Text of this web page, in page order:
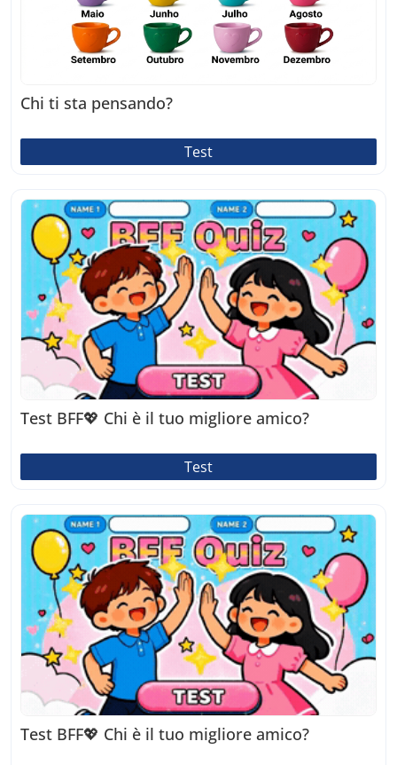
Chi ti sta pensando?
Test
Test BFF💖 Chi è il tuo migliore amico?
Test
Test BFF💖 Chi è il tuo migliore amico?